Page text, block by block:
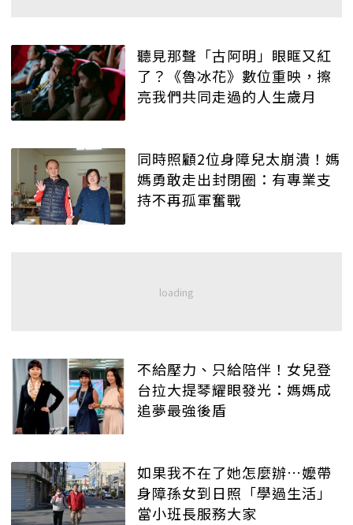
聽見那聲「古阿明」眼眶又紅
了？《魯冰花》數位重映，擦
亮我們共同走過的人生歲月
同時照顧2位身障兒太崩潰！媽
媽勇敢走出封閉圈：有專業支
持不再孤軍奮戰
不給壓力、只給陪伴！女兒登
台拉大提琴耀眼發光：媽媽成
追夢最強後盾
如果我不在了她怎麼辦…嬤帶
身障孫女到日照「學過生活」
當小班長服務大家